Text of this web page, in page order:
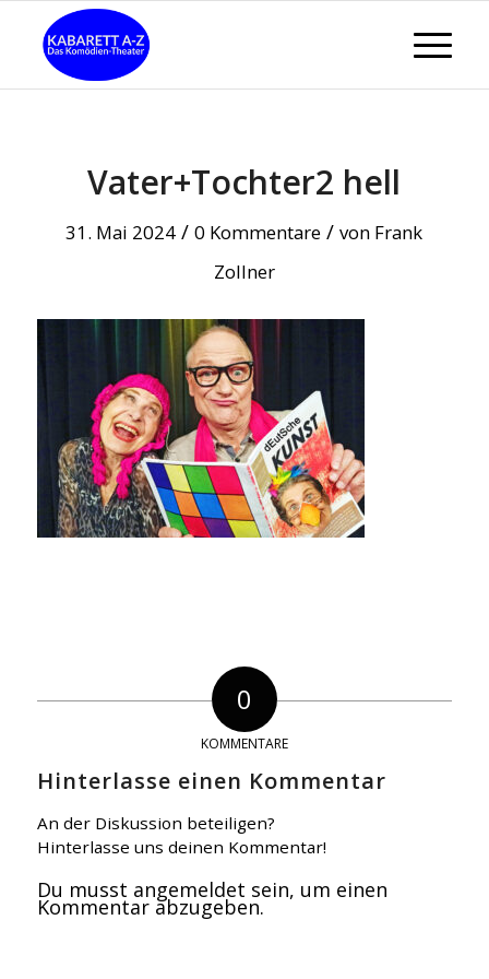
Vater+Tochter2 hell
31. Mai 2024 / 0 Kommentare / von Frank
Zollner
0
KOMMENTARE
Hinterlasse einen Kommentar
An der Diskussion beteiligen?
Hinterlasse uns deinen Kommentar!
Du musst angemeldet sein, um einen
Kommentar abzugeben.